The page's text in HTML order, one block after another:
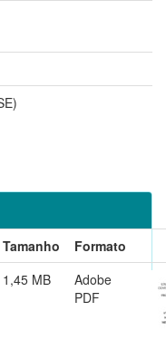
Tamanho
Formato
1,45 MB
Adobe
PDF